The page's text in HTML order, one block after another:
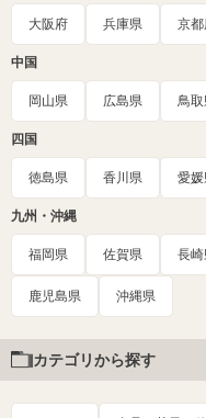
大阪府 兵庫県 京
中国
岡山県 広島県 鳥
四国
徳島県 香川県 愛
九州・沖縄
福岡県 佐賀県 長
鹿児島県 沖縄県
カテゴリから探す